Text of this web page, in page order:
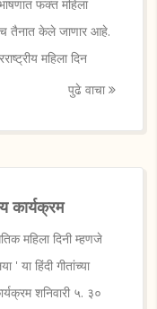
फक्त महिला
तैनात केले जाणार आहे.
महिला दिन
पुढे वाचा
कार्यक्रम
महिला दिनी म्हणजे
या हिंदी गीतांच्या
शनिवारी ५. ३०